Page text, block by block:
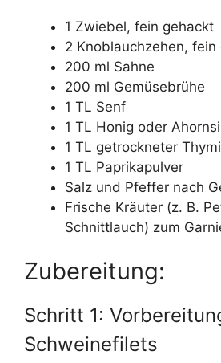
1 Zwiebel, fein gehackt
2 Knoblauchzehen, fein
200 ml Sahne
200 ml Gemüsebrühe
1 TL Senf
1 TL Honig oder
1 TL getrockneter
1 TL Paprikapulver
Salz und Pfeffer nach
Frische Kräuter (z. B.
Schnittlauch) zum
Zubereitung:
Schritt 1:
Schweinefilets